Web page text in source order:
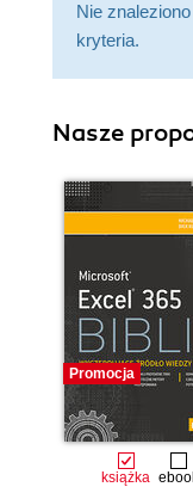
Nie
kryteria.
Nasze
Promocja
książka